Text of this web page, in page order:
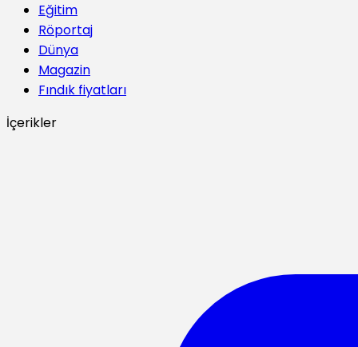
Eğitim
Röportaj
Dünya
Magazin
Fındık fiyatları
İçerikler